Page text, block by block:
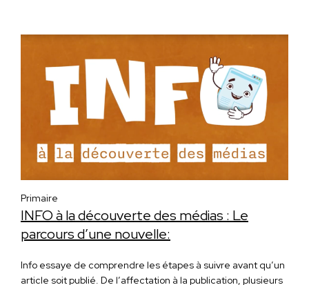
INFO à la découverte des médias : Le
parcours d’une nouvelle:
Info essaye de comprendre les étapes à suivre avant qu’un
article soit publié. De l’affectation à la publication, plusieurs
Primaire